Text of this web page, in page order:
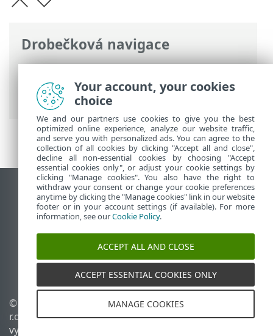
Drobečková navigace
ESET Online nápověda>ESET PROTECT
On-Prem
>Instalace> Komponenty
instalované na Windows
Zobrazit verzi pro počítač
End of Life
ESET Databáze znalostí
ESET Forum
ESET Status Portal
Regionální podpora
© 1992 - 2026 ESET, spol. s
r.o. - Všechna práva
vyhrazena.
Spravovat cookies
Zásady používání souborů
Your account, your cookies
choice
We and our partners use cookies to give you the best
optimized online experience, analyze our website traffic,
and serve you with personalized ads. You can agree to the
collection of all cookies by clicking "Accept all and close",
decline all non-essential cookies by choosing "Accept
essential cookies only", or adjust your cookie settings by
clicking "Manage cookies". You also have the right to
withdraw your consent or change your cookie preferences
anytime by clicking the "Manage cookies" link in our website
footer or in your account settings (if available). For more
information, see ourCookie Policy.
ACCEPT ALL AND CLOSE
ACCEPT ESSENTIAL COOKIES ONLY
MANAGE COOKIES